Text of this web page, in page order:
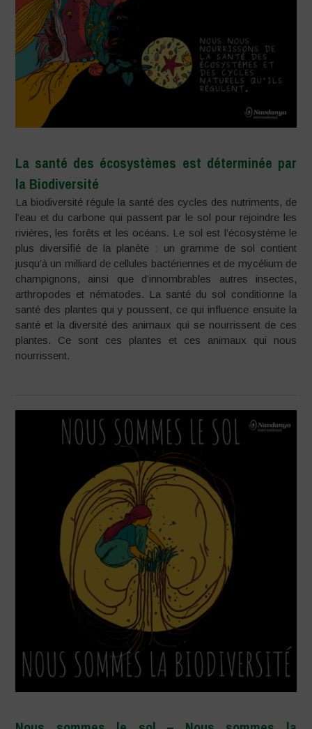
La santé des écosystèmes est déterminée par
la Biodiversité
La biodiversité régule la santé des cycles des nutriments, de
l’eau et du carbone qui passent par le sol pour rejoindre les
rivières, les forêts et les océans. Le sol est l’écosystème le
plus diversifié de la planète : un gramme de sol contient
jusqu’à un milliard de cellules bactériennes et de mycélium de
champignons, ainsi que d’innombrables autres insectes,
arthropodes et nématodes. La santé du sol conditionne la
santé des plantes qui y poussent, ce qui influence ensuite la
santé et la diversité des animaux qui se nourrissent de ces
plantes. Ce sont ces plantes et ces animaux qui nous
nourrissent.